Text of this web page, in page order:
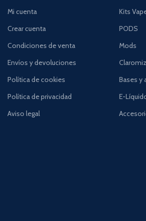
Mi cuenta
Crear cuenta
Condiciones de venta
Envíos y devoluciones
Política de cookies
Política de privacidad
Aviso legal
Kits
PODS
Mods
Bases y
E-